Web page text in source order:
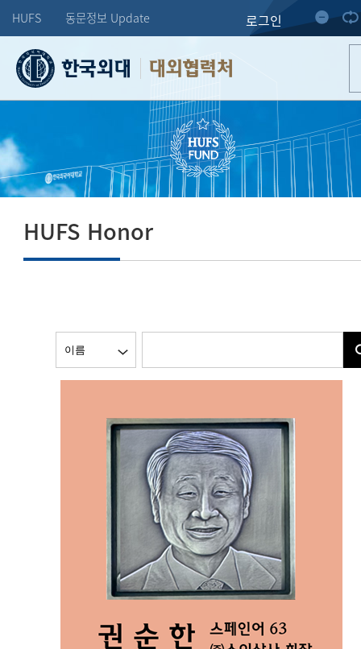
HUFS 동문정보 Update 로그인
대외협력처
HUFS Honor